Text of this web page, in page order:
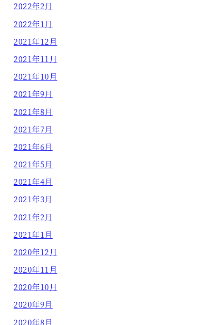
2022年2月
2022年1月
2021年12月
2021年11月
2021年10月
2021年9月
2021年8月
2021年7月
2021年6月
2021年5月
2021年4月
2021年3月
2021年2月
2021年1月
2020年12月
2020年11月
2020年10月
2020年9月
2020年8月